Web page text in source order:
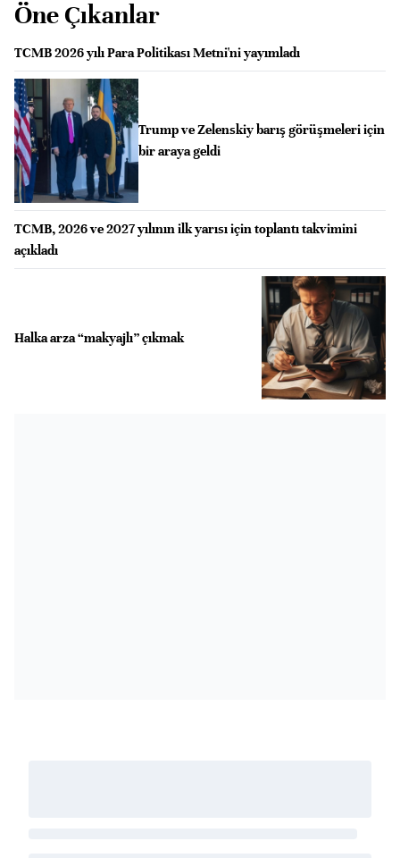
Öne Çıkanlar
TCMB 2026 yılı Para Politikası Metni'ni yayımladı
Trump ve Zelenskiy barış görüşmeleri için
bir araya geldi
TCMB, 2026 ve 2027 yılının ilk yarısı için toplantı takvimini
açıkladı
Halka arza “makyajlı” çıkmak